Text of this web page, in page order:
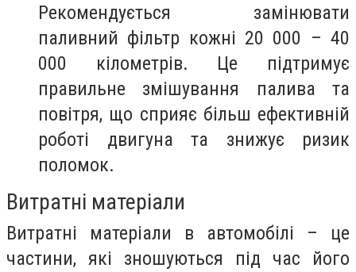
Рекомендується замінювати
паливний фільтр кожні 20 000 – 40
000 кілометрів. Це підтримує
правильне змішування палива та
повітря, що сприяє більш ефективній
роботі двигуна та знижує ризик
поломок.
Витратні матеріали
Витратні матеріали в автомобілі – це
частини, які зношуються під час його